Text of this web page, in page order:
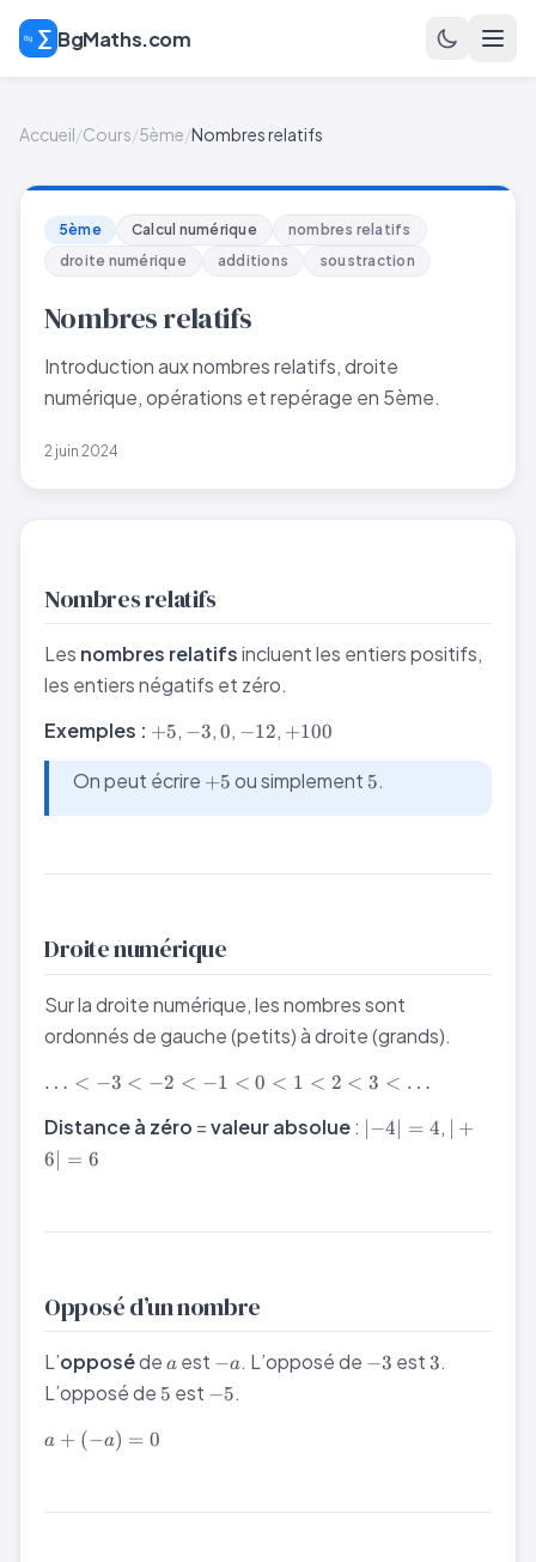
BgMaths.com
Accueil/Cours/5ème/Nombres relatifs
5ème Calcul numérique
nombres relatifs
droite numérique
additions soustraction
Nombres relatifs
Introduction aux nombres relatifs, droite
numérique, opérations et repérage en 5ème.
2 juin 2024
Nombres relatifs
Les nombres relatifsincluent les entiers positifs,
les entiers négatifs et zéro.
Exemples : +5
+5, -3
−3,0
0, -12
−12, +100
+100
On peut écrire +5
+5ou simplement 5
5.
Droite numérique
Sur la droite numérique, les nombres sont
ordonnés de gauche (petits) à droite (grands).
\ldots
< -2
< -1
< 0 <
… < −3 < −2 < −1 < 0 < 1 < 2 < 3 < …
Distance à zéro =valeur absolue: |
{-4}|
∣−4∣ = 4, |+6|
= 6
∣ +
6∣ = 6
Opposé d’un nombre
L’opposéde a
a est -
−a. L’opposé de -3
−3 est 3
3.
L’opposé de 5
5 est -5
−5.
a
a + (−a) = 0